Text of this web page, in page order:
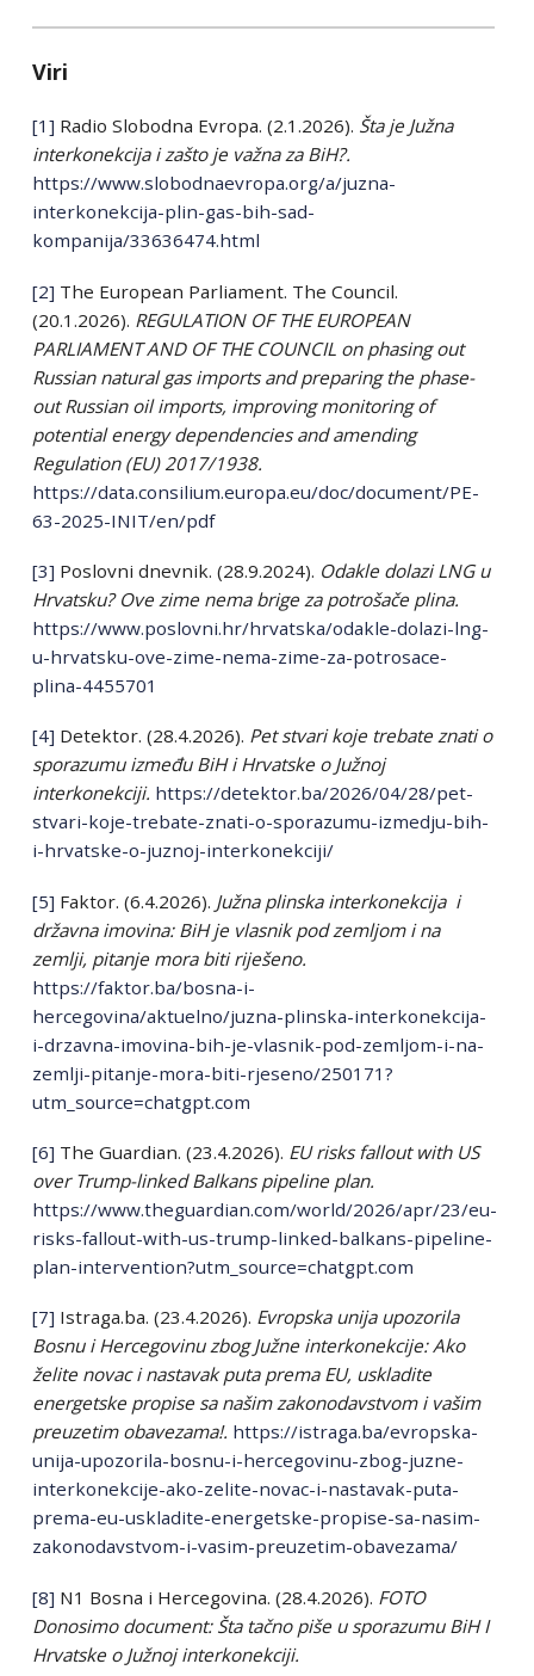
Viri
[1] Radio Slobodna Evropa. (2.1.2026). Šta je Južna
interkonekcija i zašto je važna za BiH?.
https://www.slobodnaevropa.org/a/juzna-
interkonekcija-plin-gas-bih-sad-
kompanija/33636474.html
[2] The European Parliament. The Council.
(20.1.2026). REGULATION OF THE EUROPEAN
PARLIAMENT AND OF THE COUNCIL on phasing out
Russian natural gas imports and preparing the phase-
out Russian oil imports, improving monitoring of
potential energy dependencies and amending
Regulation (EU) 2017/1938.
https://data.consilium.europa.eu/doc/document/PE-
63-2025-INIT/en/pdf
[3] Poslovni dnevnik. (28.9.2024). Odakle dolazi LNG u
Hrvatsku? Ove zime nema brige za potrošače plina.
https://www.poslovni.hr/hrvatska/odakle-dolazi-lng-
u-hrvatsku-ove-zime-nema-zime-za-potrosace-
plina-4455701
[4] Detektor. (28.4.2026). Pet stvari koje trebate znati o
sporazumu između BiH i Hrvatske o Južnoj
interkonekciji. https://detektor.ba/2026/04/28/pet-
stvari-koje-trebate-znati-o-sporazumu-izmedju-bih-
i-hrvatske-o-juznoj-interkonekciji/
[5] Faktor. (6.4.2026). Južna plinska interkonekcija i
državna imovina: BiH je vlasnik pod zemljom i na
zemlji, pitanje mora biti riješeno.
https://faktor.ba/bosna-i-
hercegovina/aktuelno/juzna-plinska-interkonekcija-
i-drzavna-imovina-bih-je-vlasnik-pod-zemljom-i-na-
zemlji-pitanje-mora-biti-rjeseno/250171?
utm_source=chatgpt.com
[6] The Guardian. (23.4.2026). EU risks fallout with US
over Trump-linked Balkans pipeline plan.
https://www.theguardian.com/world/2026/apr/23/eu-
risks-fallout-with-us-trump-linked-balkans-pipeline-
plan-intervention?utm_source=chatgpt.com
[7] Istraga.ba. (23.4.2026). Evropska unija upozorila
Bosnu i Hercegovinu zbog Južne interkonekcije: Ako
želite novac i nastavak puta prema EU, uskladite
energetske propise sa našim zakonodavstvom i vašim
preuzetim obavezama!. https://istraga.ba/evropska-
unija-upozorila-bosnu-i-hercegovinu-zbog-juzne-
interkonekcije-ako-zelite-novac-i-nastavak-puta-
prema-eu-uskladite-energetske-propise-sa-nasim-
zakonodavstvom-i-vasim-preuzetim-obavezama/
[8] N1 Bosna i Hercegovina. (28.4.2026). FOTO
Donosimo document: Šta tačno piše u sporazumu BiH I
Hrvatske o Južnoj interkonekciji.